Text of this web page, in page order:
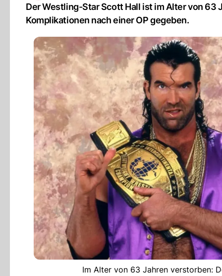
Der Westling-Star Scott Hall ist im Alter von
Komplikationen nach einer OP gegeben.
Im Alter von 63 Jahren verstorben: